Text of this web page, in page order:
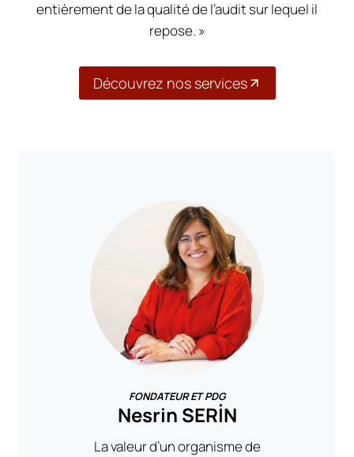
entièrement de la qualité de l’audit sur lequel il
repose. »
Découvrez nos services
FONDATEUR ET PDG
Nesrin SERİN
La valeur d’un organisme de